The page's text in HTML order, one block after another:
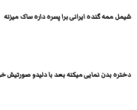
شیمل ممه گنده ایرانی برا پسره داره ساک میزنه
دختره بدن نمایی میکنه بعد با دلیدو صورتیش